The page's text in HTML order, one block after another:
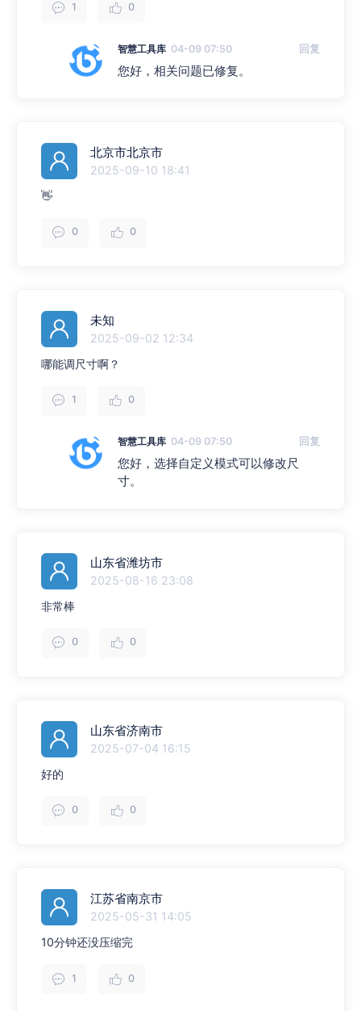
1 0
智慧工具库 04-09 07:50 回复
您好，相关问题已修复。
北京市北京市
2025-09-10 18:41
👋
0 0
未知
2025-09-02 12:34
哪能调尺寸啊？
1 0
智慧工具库 04-09 07:50 回复
您好，选择自定义模式可以修改尺
寸。
山东省潍坊市
2025-08-16 23:08
非常棒
0 0
山东省济南市
2025-07-04 16:15
好的
0 0
江苏省南京市
2025-05-31 14:05
10分钟还没压缩完
1 0